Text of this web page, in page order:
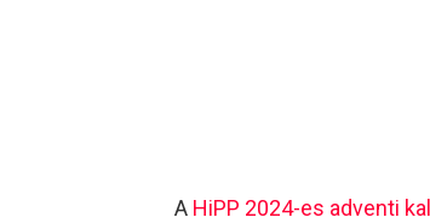
A HiPP 2024-es adventi